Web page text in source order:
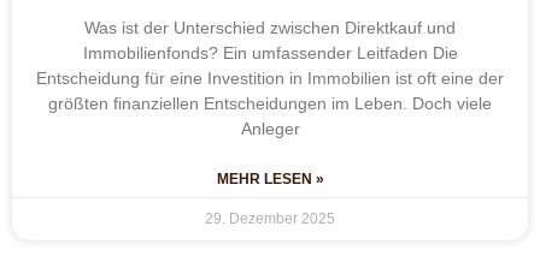
Was ist der Unterschied zwischen Direktkauf und
Immobilienfonds? Ein umfassender Leitfaden Die
Entscheidung für eine Investition in Immobilien ist oft eine der
größten finanziellen Entscheidungen im Leben. Doch viele
Anleger
MEHR LESEN »
29. Dezember 2025